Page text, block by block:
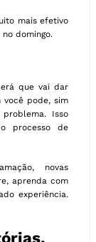
mais efetivo
domingo.
que vai dar
você pode, sim
Isso
processo de
novas
aprenda com
experiência.